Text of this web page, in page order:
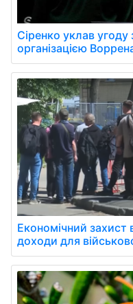
Сіренко уклав
організацією
Економічний захист
доходи для